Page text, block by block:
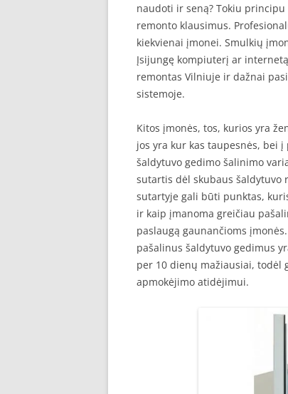
naudoti ir seną? Tokiu
remonto klausimus.
kiekvienai įmonei. Smulkių
Įsijungę kompiuterį ar
remontas Vilniuje ir dažnai
sistemoje.
Kitos įmonės, tos, kurios yra
jos yra kur kas taupesnės, bei
šaldytuvo gedimo šalinimo
sutartis dėl skubaus šaldytuvo
sutartyje gali būti punktas,
ir kaip įmanoma greičiau
paslaugą gaunančioms
pašalinus šaldytuvo gedimus
per 10 dienų mažiausiai, todėl
apmokėjimo atidėjimui.